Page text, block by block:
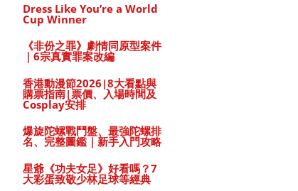
10倍超抵優惠、VIP獨家禮遇、名牌激減
Dress Like You’re a World
Cup Winner
《非份之罪》劇情同原型案件
｜6宗真實罪案改編
香港動漫節2026|8大看點與
購票指南|票價、入場時間及
Cosplay安排
爆旋陀螺戰鬥盤、最強陀螺排
名、完整圖鑑｜新手入門攻略
星爺《功夫女足》好看嗎？7
大彩蛋致敬少林足球等經典